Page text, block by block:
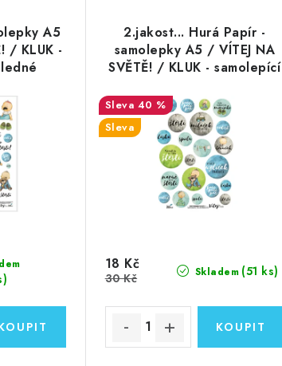
A5
/ KLUK -
2.jakost... Hurá Papír -
samolepky A5 / VÍTEJ NA
SVĚTĚ! / KLUK - samolepící
40 %
Sleva
Skladem (51 ks)
18 Kč
30 Kč